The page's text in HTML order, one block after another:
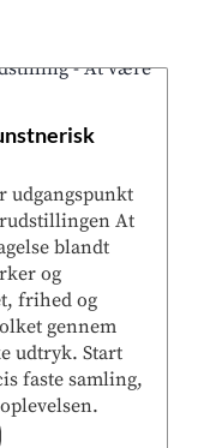
udgangspunkt
At
blandt
og
frihed og
gennem
udtryk. Start
faste samling,